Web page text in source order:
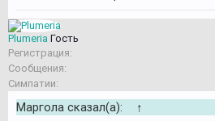
Plumeria Гость
Регистрация:
Сообщения:
Симпатии:
Маргола сказал(а):
↑